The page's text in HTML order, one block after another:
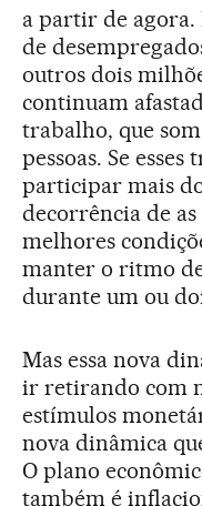
a partir de
de
outros dois
continuam
trabalho, que
pessoas. Se
participar mais
decorrência de
melhores
manter o ritmo
durante um ou
Mas essa nova
ir retirando com
estímulos
nova dinâmica
O plano
também é